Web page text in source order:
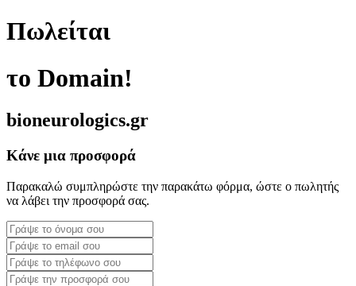
Πωλείται
το Domain!
bioneurologics.gr
Κάνε μια προσφορά
Παρακαλώ συμπληρώστε την παρακάτω φόρμα, ώστε ο πωλητής
να λάβει την προσφορά σας.